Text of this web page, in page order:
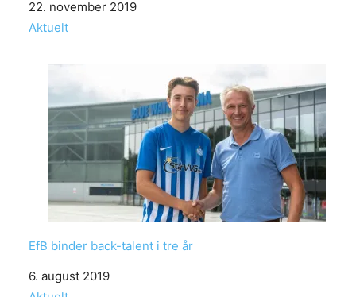
Date
22. november 2019
In relation to
Aktuelt
EfB binder back-talent i tre år
Date
6. august 2019